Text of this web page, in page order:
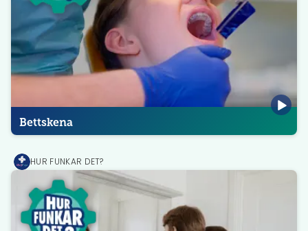
Bettskena
MediPrep
HUR FUNKAR DET?